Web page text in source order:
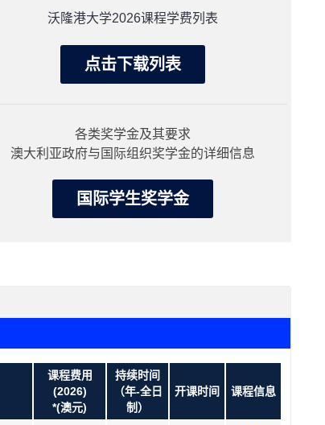
​沃隆港大学2026课程学费列表
点击下载列表
各类奖学金及其要求
澳大利亚政府与国际组织奖学金的详细信息
国际学生奖学金
课程费用
(2026)
*(澳元)
持续时间
（年-全日
制）
开课时间 课程信息